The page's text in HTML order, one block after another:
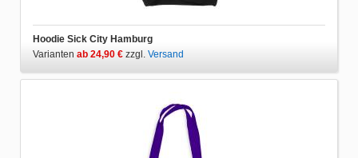
Hoodie Sick City Hamburg
Varianten ab 24,90 € zzgl. Versand